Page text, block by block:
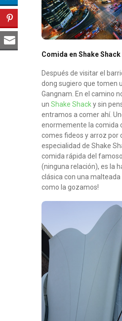
Comida en Shake Shack
Después de visitar el
dong sugiero que tomen
Gangnam. En el camino
un Shake Shacky sin
entramos a comer ahí.
enormemente la comida
comes fideos y arroz por
especialidad de Shake
comida rápida del
(ninguna relación), es la
clásica con una malteada
como la gozamos!